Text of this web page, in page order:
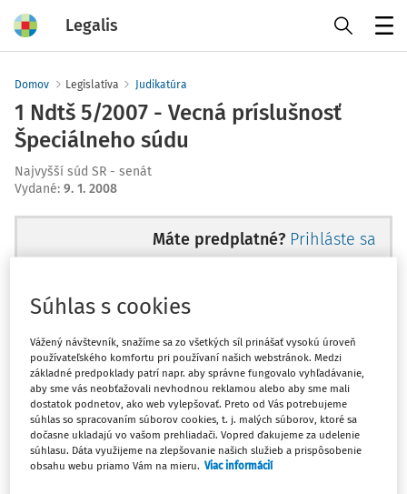
Legalis
Domov Legislatíva Judikatúra
1 Ndtš 5/2007 - Vecná príslušnosť
Špeciálneho súdu
Najvyšší súd SR - senát
Vydané: 9. 1. 2008
Máte predplatné? Prihláste sa
Ups, zatiaľ ste si prečítali len
začiatok...
Celý odborný obsah z tejto oblasti je
dostupný predplatiteľom portálu.
Súhlas s cookies
Vážený návštevník, snažíme sa zo všetkých síl prinášať vysokú úroveň
používateľského komfortu pri používaní našich webstránok. Medzi
základné predpoklady patrí napr. aby správne fungovalo vyhľadávanie,
aby sme vás neobťažovali nevhodnou reklamou alebo aby sme mali
dostatok podnetov, ako web vylepšovať. Preto od Vás potrebujeme
súhlas so spracovaním súborov cookies, t. j. malých súborov, ktoré sa
dočasne ukladajú vo vašom prehliadači. Vopred ďakujeme za udelenie
súhlasu. Dáta využijeme na zlepšovanie našich služieb a prispôsobenie
obsahu webu priamo Vám na mieru. Viac informácií